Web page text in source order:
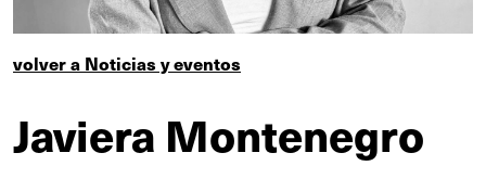
volver a Noticias y eventos
Javiera Montenegro